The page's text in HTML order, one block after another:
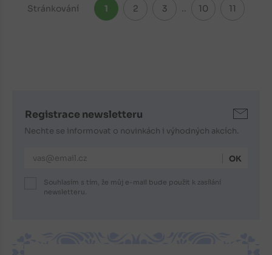
Stránkování 1 2 3 .. 10 11
Registrace newsletteru
Nechte se informovat o novinkách i výhodných akcích.
E-mailová adresa
Souhlasím s tím, že můj e-mail bude použit k zasílání
newsletteru.